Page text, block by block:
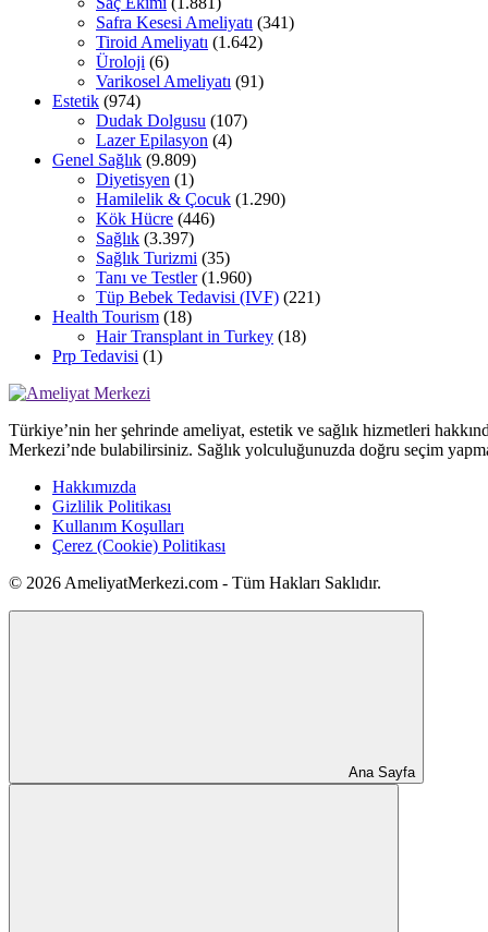
Safra Kesesi Ameliyatı (341)
Tiroid Ameliyatı (1.642)
Üroloji (6)
Varikosel Ameliyatı (91)
Estetik (974)
Dudak Dolgusu (107)
Lazer Epilasyon (4)
Genel Sağlık (9.809)
Diyetisyen (1)
Hamilelik & Çocuk (1.290)
Kök Hücre (446)
Sağlık (3.397)
Sağlık Turizmi (35)
Tanı ve Testler(1.960)
Tüp Bebek Tedavisi (IVF) (221)
Health Tourism (18)
Hair Transplant in Turkey (18)
Prp Tedavisi (1)
Türkiye’nin her şehrinde ameliyat, estetik ve sağlık hizmetleri
Merkezi’nde bulabilirsiniz. Sağlık yolculuğunuzda doğru seçim
Hakkımızda
Gizlilik Politikası
Kullanım Koşulları
Çerez (Cookie) Politikası
© 2026 AmeliyatMerkezi.com - Tüm Hakları Saklıdır.
Ana Sayfa